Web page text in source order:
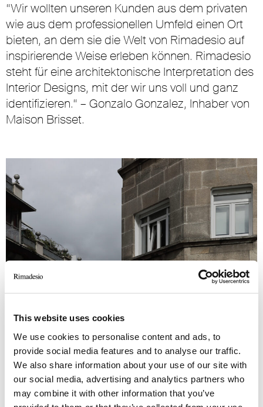
This website uses cookies
We use cookies to personalise content and ads, to
provide social media features and to analyse our traffic.
We also share information about your use of our site with
our social media, advertising and analytics partners who
may combine it with other information that you’ve
“Wir wollten unseren Kunden aus dem privaten
wie aus dem professionellen Umfeld einen Ort
bieten, an dem sie die Welt von Rimadesio auf
inspirierende Weise erleben können. Rimadesio
steht für eine architektonische Interpretation des
Interior Designs, mit der wir uns voll und ganz
identifizieren.“ – Gonzalo Gonzalez, Inhaber von
Maison Brisset.